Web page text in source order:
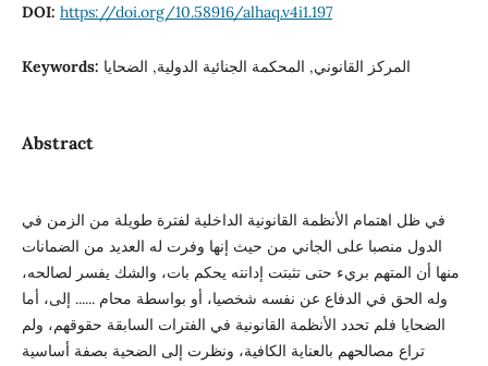
DOI: https://doi.org/10.58916/alhaq.v4i1.197
Keywords: المركز القانوني, المحكمة الجنائية الدولية, الضحايا
Abstract
في ظل اهتمام الأنظمة القانونية الداخلية لفترة طويلة من الزمن في
الدول منصبا على الجاني من حيث إنها وفرت له العديد من الضمانات
منها أن المتهم بريء حتى تثبتت إدانته يحكم بات، والشك يفسر لصالحه،
وله الحق في الدفاع عن نفسه شخصيا، أو بواسطة محام ...... إلى، أما
الضحايا فلم تحدد الأنظمة القانونية في الفترات السابقة حقوقهم، ولم
تراع مصالحهم بالعناية الكافية، ونظرت إلى الضحية بصفة أساسية